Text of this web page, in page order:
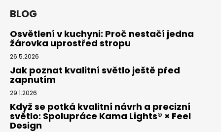
BLOG
Osvětlení v kuchyni: Proč nestačí jedna
žárovka uprostřed stropu
26.5.2026
Jak poznat kvalitní světlo ještě před
zapnutím
29.1.2026
Když se potká kvalitní návrh a precizní
světlo: Spolupráce Kama Lights® × Feel
Design